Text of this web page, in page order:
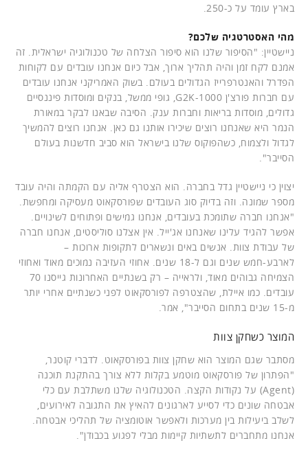
בארץ עומד על כ-250.
מהי האסטרטגיה שלכם?
ניישטיין: "הסיפור שלנו הוא סיפור הצלחה של טכנולוגיה ישראלית. זה
אמנם לקח זמן והיה תהליך ארוך, אבל כיום אנחנו עובדים עם לקוחות
הפדרל והאנטרפרייז הגדולים בעולם. בשוק האמריקני אנחנו עובדים
עם חברות פורצ'ן 1000-G2K, גופי ממשל, בנקים ומוסדות פיננסיים
גדולים, מוסדות בריאות וחברות ענק. הסיבה שבאנו לבקר במאורת
הנמר היא שאנחנו רוצים שיכירו אותנו גם כאן. אנחנו רוצים להמשיך
לגדול ולצמוח, כשהפוקוס שלנו בישראל הוא סביב חדשנות בעולם
הסייבר".
יצוין כי ניישטיין גדל בחברה. הוא הצטרף אליה עם הקמתה והיה עובד
מספר שמונה. וזה בדיוק סוג העובדים שפורסקאוט מעסיקה ומחפשת.
"אנחנו חברה שתומכת בעובדים, אנחנו גמישים ופתוחים לשינויים.
אפשר להגיד עלינו שאנחנו אג'ייל. אין אצלנו סוליסטים, אנחנו חברה
של עבודת צוות. אנשים באים ונשארים לתקופות ארוכות –
לארבע-חמש שנים וגם ל-18 שנים. אחוזי העזיבה נמוכים מאוד ואחוזי
הצמיחה גבוהים מאוד, ולראייה – רק בשנתיים האחרונות גייסנו 70
עובדים. כמו איילת, שהצטרפה לפורסקאוט לפני כשנתיים אחרי יותר
מ-15 שנים בתחום הסייבר", אמר.
המוצר כשחקן צוות
מסתבר שגם המוצר הוא שחקן צוות בפורסקאוט. לדברי קוטנר,
"הפתרון של פורסקאוט מוטמע בקלות ללא צורך בהתקנת תוכנה
(Agent) על נקודות הקצה. הטכנולוגיה שלנו משתלבת עם כלי
אבטחה שונים כדי לסייע לארגונים להאיץ את התגובה לאירועים,
לשלב ביעילות בין מערכות ולאפשר אוטומציה של תהליכי אבטחה.
אנחנו מתחברים לתשתיות קיימות מבלי לפגוע בכבודן".